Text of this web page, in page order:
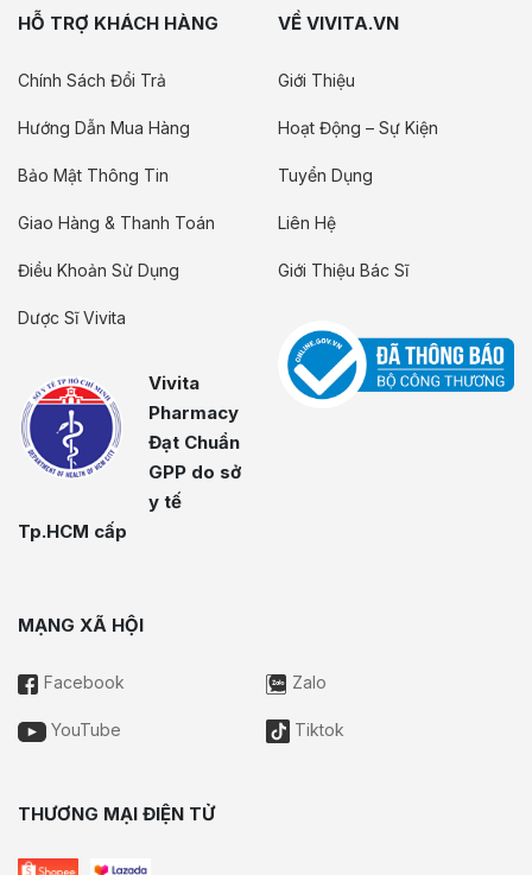
HỖ TRỢ KHÁCH HÀNG
Chính Sách Đổi Trả
Hướng Dẫn Mua Hàng
Bảo Mật Thông Tin
Giao Hàng & Thanh Toán
Điều Khoản Sử Dụng
Dược Sĩ Vivita
Vivita
Pharmacy
Đạt Chuẩn
GPP do sở
y tế
Tp.HCM cấp
VỀ VIVITA.VN
Giới Thiệu
Hoạt Động – Sự Kiện
Tuyển Dụng
Liên Hệ
Giới Thiệu Bác Sĩ
MẠNG XÃ HỘI
Facebook Zalo
YouTube Tiktok
THƯƠNG MẠI ĐIỆN TỬ